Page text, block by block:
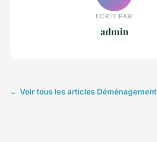
ECRIT PAR
admin
← Voir tous les articles Déménagement